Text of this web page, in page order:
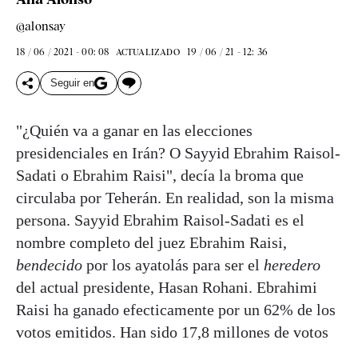
@alonsay
18 / 06 / 2021 - 00: 08 ACTUALIZADO 19 / 06 / 21 - 12: 36
Seguir en
"¿Quién va a ganar en las elecciones
presidenciales en Irán? O Sayyid Ebrahim Raisol-
Sadati o Ebrahim Raisi", decía la broma que
circulaba por Teherán. En realidad, son la misma
persona. Sayyid Ebrahim Raisol-Sadati es el
nombre completo del juez Ebrahim Raisi,
bendecido por los ayatolás para ser el heredero
del actual presidente, Hasan Rohani. Ebrahimi
Raisi ha ganado efecticamente por un 62% de los
votos emitidos. Han sido 17,8 millones de votos